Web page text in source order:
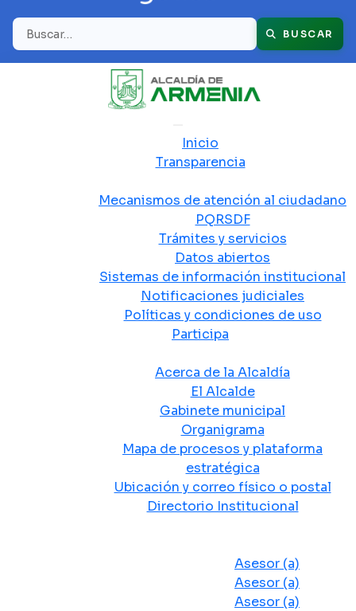
Buscar BUSCAR
Inicio
Transparencia
Mecanismos de atención al ciudadano
PQRSDF
Trámites y servicios
Datos abiertos
Sistemas de información institucional
Notificaciones judiciales
Políticas y condiciones de uso
Participa
Acerca de la Alcaldía
El Alcalde
Gabinete municipal
Organigrama
Mapa de procesos y plataforma
estratégica
Ubicación y correo físico o postal
Directorio Institucional
Asesor (a)
Asesor (a)
Asesor (a)